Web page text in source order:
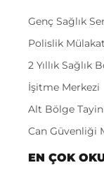
Genç Sağlık
Polislik
2 Yıllık Sağlık
İşitme Merkezi
Alt Bölge
Can Güvenliği
EN ÇOK